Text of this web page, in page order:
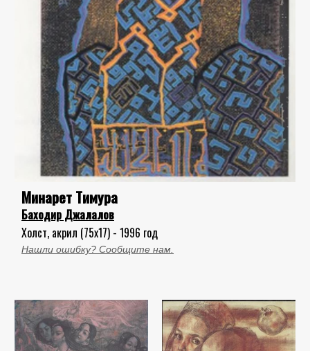
Минарет Тимура
Баходир Джалалов
Холст, акрил (75x17) - 1996 год
Нашли ошибку? Сообщите нам.